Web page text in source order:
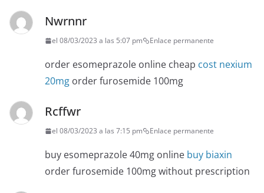
Nwrnnr
el 08/03/2023 a las 5:07 pm Enlace permanente
order esomeprazole online cheap cost nexium
20mg order furosemide 100mg
Rcffwr
el 08/03/2023 a las 7:15 pm Enlace permanente
buy esomeprazole 40mg online buy biaxin
order furosemide 100mg without prescription